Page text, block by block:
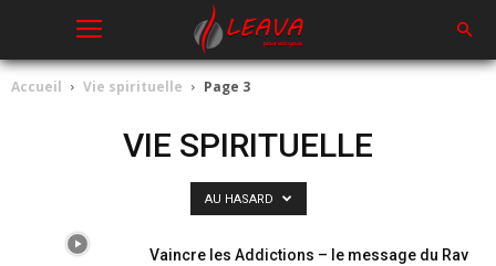
Accueil Vie spirituelle Page 3
VIE SPIRITUELLE
AU HASARD
Vaincre les Addictions – le message du Rav